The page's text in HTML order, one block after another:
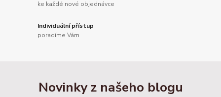
ke každé nové objednávce
Individuální přístup
poradíme Vám
Novinky z našeho blogu